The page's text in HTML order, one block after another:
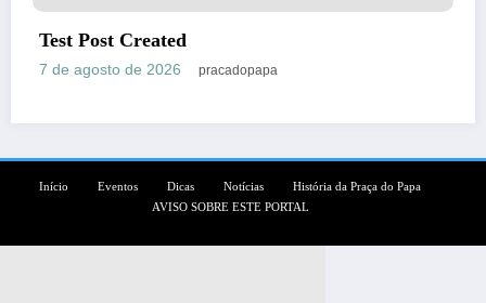
Пин Ап Казино Официальный
в Онлайн Казино Pin Up
Dicas Notícias
História da Praça do Papa